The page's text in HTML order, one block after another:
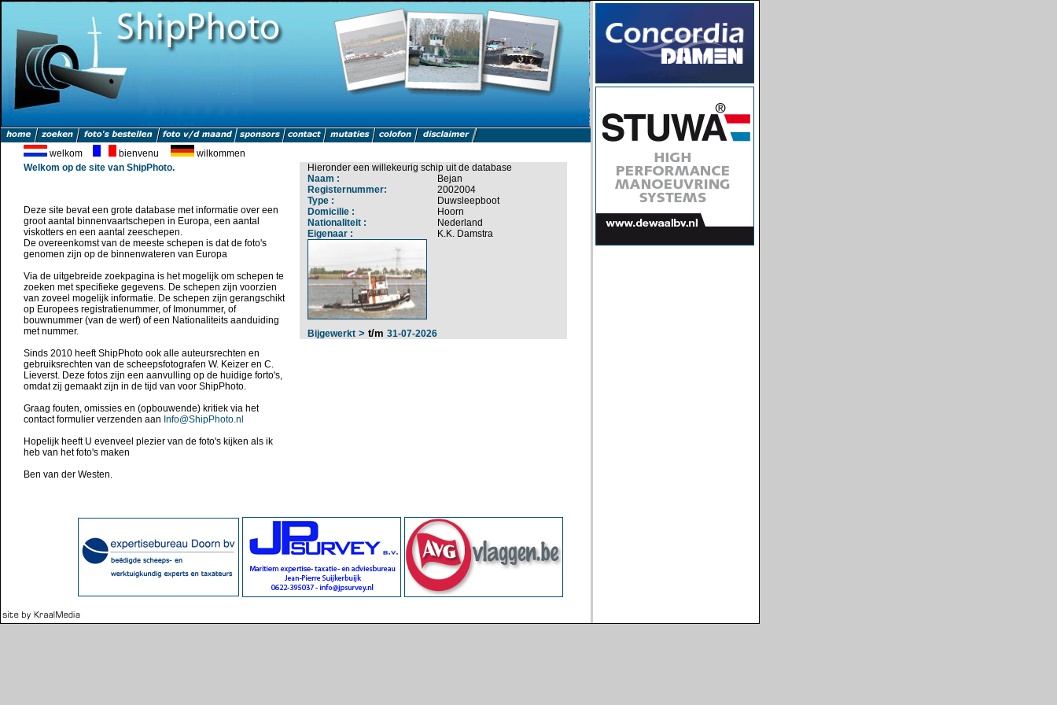
welkom bienvenu
wilkommen
Welkom op de site van ShipPhoto.
Deze site bevat een grote database met informatie over een
groot aantal binnenvaartschepen in Europa, een aantal
viskotters en een aantal zeeschepen.
De overeenkomst van de meeste schepen is dat de foto's
genomen zijn op de binnenwateren van Europa
Via de uitgebreide zoekpagina is het mogelijk om schepen te
zoeken met specifieke gegevens. De schepen zijn voorzien
van zoveel mogelijk informatie. De schepen zijn gerangschikt
op Europees registratienummer, of Imonummer, of
bouwnummer (van de werf) of een Nationaliteits aanduiding
met nummer.
Sinds 2010 heeft ShipPhoto ook alle auteursrechten en
gebruiksrechten van de scheepsfotografen W. Keizer en C.
Lieverst. Deze fotos zijn een aanvulling op de huidige forto's,
omdat zij gemaakt zijn in de tijd van voor ShipPhoto.
Graag fouten, omissies en (opbouwende) kritiek via het
contact formulier verzenden aan Info@ShipPhoto.nl
Hopelijk heeft U evenveel plezier van de foto's kijken als ik
heb van het foto's maken
Ben van der Westen.
Hieronder een willekeurig schip uit de database
Naam :
Bejan
Registernummer:
2002004
Type :
Duwsleepboot
Domicilie :
Hoorn
Nationaliteit :
Nederland
Eigenaar :
K.K. Damstra
Bijgewerkt> t/m 31-07-2026